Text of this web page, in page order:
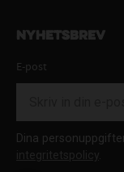
Nyhetsbrev
E-post
Dina
integritetspolicy.